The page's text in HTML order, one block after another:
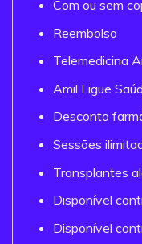
Com ou sem
Reembolso
Telemedicina
Amil Ligue
Desconto
Sessões
Transplantes
Disponível
Disponível